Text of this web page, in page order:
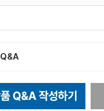
Q&A